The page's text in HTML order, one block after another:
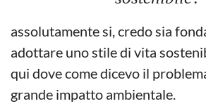
assolutamente si, credo sia
adottare uno stile di vita
qui dove come dicevo il
grande impatto ambientale.